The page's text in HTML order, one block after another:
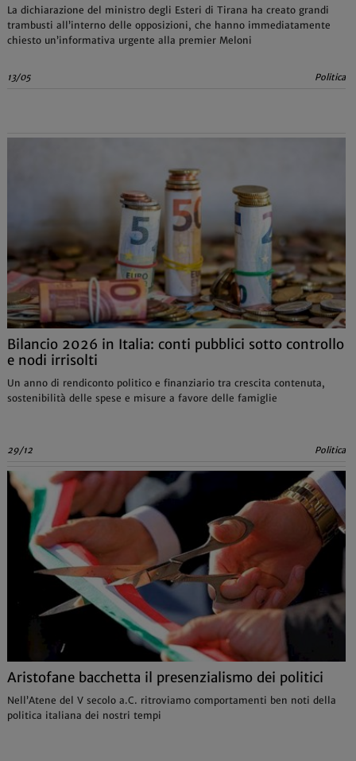
La dichiarazione del ministro degli Esteri di Tirana ha creato grandi
trambusti all’interno delle opposizioni, che hanno immediatamente
chiesto un’informativa urgente alla premier Meloni
13/05 Politica
Bilancio 2026 in Italia: conti pubblici sotto controllo
e nodi irrisolti
Un anno di rendiconto politico e finanziario tra crescita contenuta,
sostenibilità delle spese e misure a favore delle famiglie
29/12 Politica
Aristofane bacchetta il presenzialismo dei politici
Nell’Atene del V secolo a.C. ritroviamo comportamenti ben noti della
politica italiana dei nostri tempi